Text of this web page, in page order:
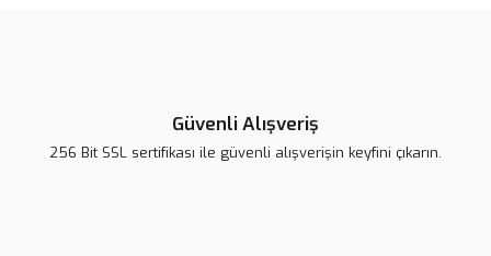
Güvenli Alışveriş
256 Bit SSL sertifikası ile güvenli alışverişin keyfini çıkarın.